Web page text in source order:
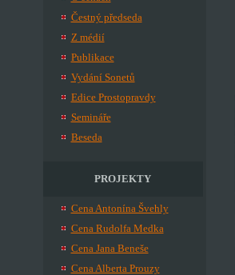
Čestný předseda
Z médií
Publikace
Vydání Sonetů
Edice Prostopravdy
Semináře
Beseda
PROJEKTY
Cena Antonína Švehly
Cena Rudolfa Medka
Cena Jana Beneše
Cena Alberta Prouzy